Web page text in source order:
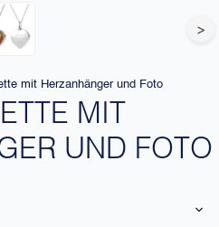
>
mit Herzanhänger und Foto
MIT
UND FOTO